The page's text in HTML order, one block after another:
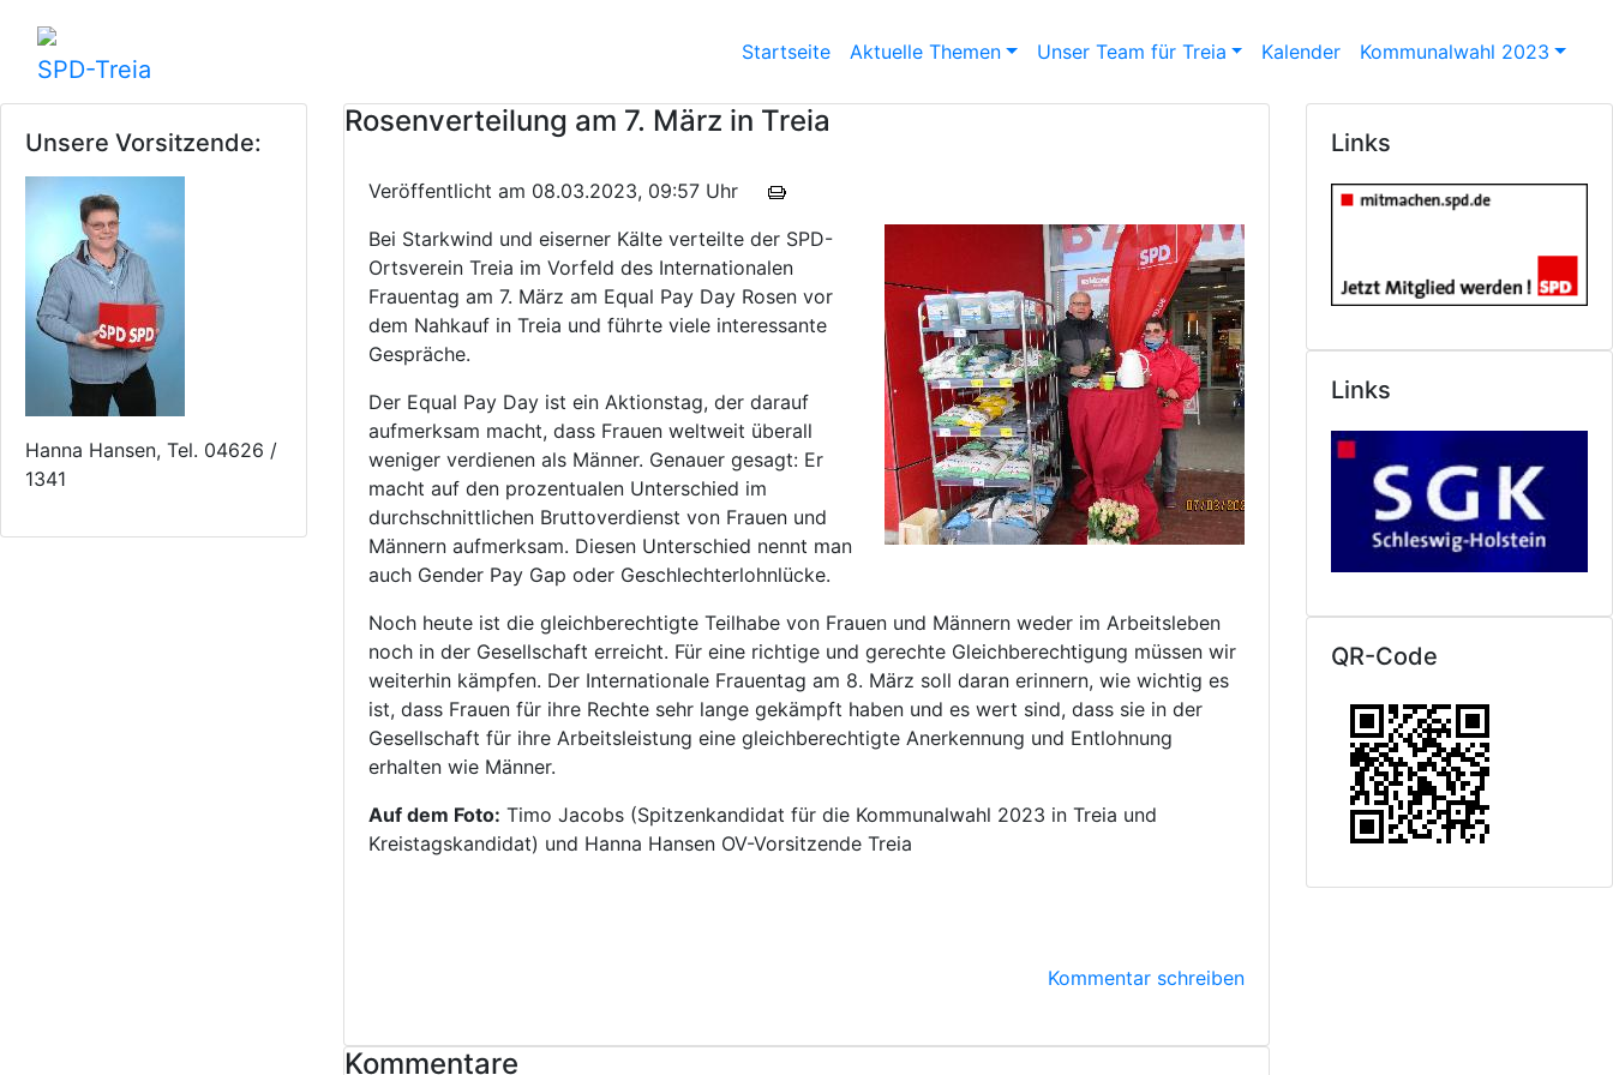
SPD-Treia
Startseite Aktuelle Themen Unser Team für Treia Kalender Kommunalwahl 2023
Unsere Vorsitzende:
Hanna Hansen, Tel. 04626 /
1341
Rosenverteilung am 7. März in Treia
Veröffentlicht am 08.03.2023, 09:57 Uhr
Bei Starkwind und eiserner Kälte verteilte der SPD-
Ortsverein Treia im Vorfeld des Internationalen
Frauentag am 7. März am Equal Pay Day Rosen vor
dem Nahkauf in Treia und führte viele interessante
Gespräche.
Der Equal Pay Day ist ein Aktionstag, der darauf
aufmerksam macht, dass Frauen weltweit überall
weniger verdienen als Männer. Genauer gesagt: Er
macht auf den prozentualen Unterschied im
durchschnittlichen Bruttoverdienst von Frauen und
Männern aufmerksam. Diesen Unterschied nennt man
auch Gender Pay Gap oder Geschlechterlohnlücke.
Noch heute ist die gleichberechtigte Teilhabe von Frauen und Männern weder im Arbeitsleben
noch in der Gesellschaft erreicht. Für eine richtige und gerechte Gleichberechtigung müssen wir
weiterhin kämpfen. Der Internationale Frauentag am 8. März soll daran erinnern, wie wichtig es
ist, dass Frauen für ihre Rechte sehr lange gekämpft haben und es wert sind, dass sie in der
Gesellschaft für ihre Arbeitsleistung eine gleichberechtigte Anerkennung und Entlohnung
erhalten wie Männer.
Auf dem Foto: Timo Jacobs (Spitzenkandidat für die Kommunalwahl 2023 in Treia und
Kreistagskandidat) und Hanna Hansen OV-Vorsitzende Treia
Kommentar schreiben
Kommentare
Links
Links
QR-Code